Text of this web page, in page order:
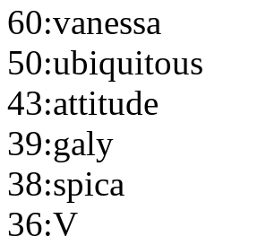
60:vanessa
50:ubiquitous
43:attitude
39:galy
38:spica
36:V